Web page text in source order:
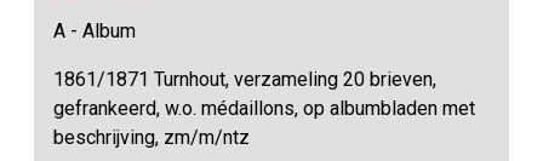
A - Album
1861/1871 Turnhout, verzameling 20 brieven,
gefrankeerd, w.o. médaillons, op albumbladen met
beschrijving, zm/m/ntz